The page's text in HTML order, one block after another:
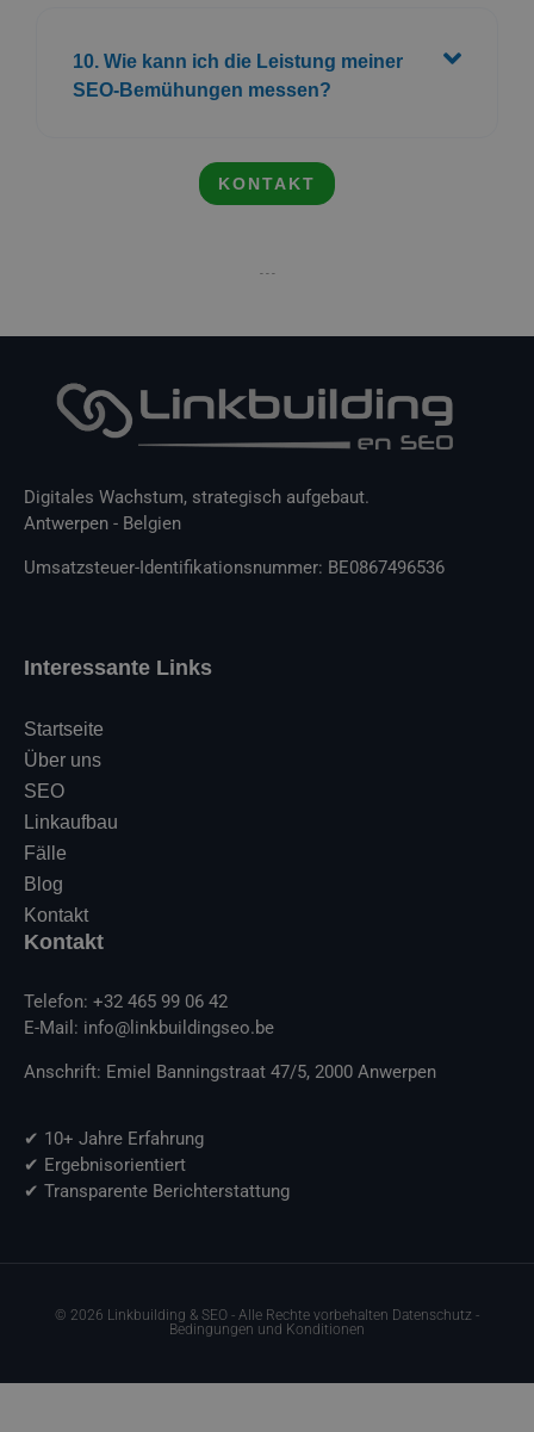
10. Wie kann ich die Leistung meiner
SEO-Bemühungen messen?
KONTAKT
- - -
Digitales Wachstum, strategisch aufgebaut.
Antwerpen - Belgien
Umsatzsteuer-Identifikationsnummer: BE0867496536
Interessante Links
Startseite
Über uns
SEO
Linkaufbau
Fälle
Blog
Kontakt
Kontakt
Telefon: +32 465 99 06 42
E-Mail: info@linkbuildingseo.be
Anschrift: Emiel Banningstraat 47/5, 2000 Anwerpen
✔ 10+ Jahre Erfahrung
✔ Ergebnisorientiert
✔ Transparente Berichterstattung
© 2026 Linkbuilding & SEO - Alle Rechte vorbehalten Datenschutz -
Bedingungen und Konditionen